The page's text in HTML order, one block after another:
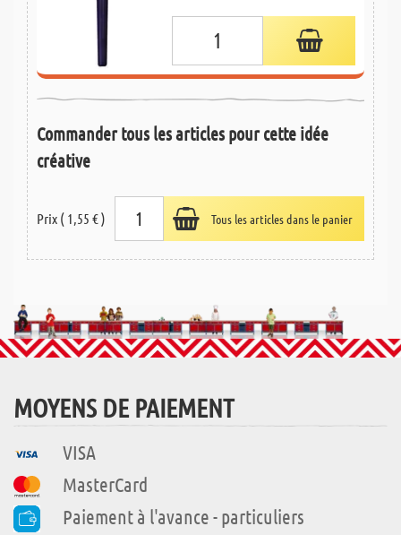
Commander tous les articles pour cette idée
créative
Prix ( 1,55 € ) Tous les articles dans le panier
MOYENS DE PAIEMENT
VISA
MasterCard
Paiement à l'avance - particuliers